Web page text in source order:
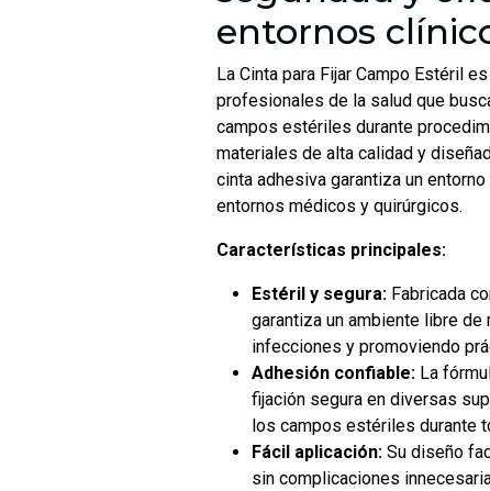
entornos
La Cinta para Fijar Campo Estéril
profesionales de la salud que
campos estériles durante
materiales de alta calidad y
cinta adhesiva garantiza un
entornos médicos y quirúrgicos.
Características principales:
Estéril y segura: Fabricada
garantiza un ambiente libre
infecciones y promoviendo
Adhesión confiable: La
fijación segura en diversas
los campos estériles durante
Fácil aplicación: Su diseño
sin complicaciones